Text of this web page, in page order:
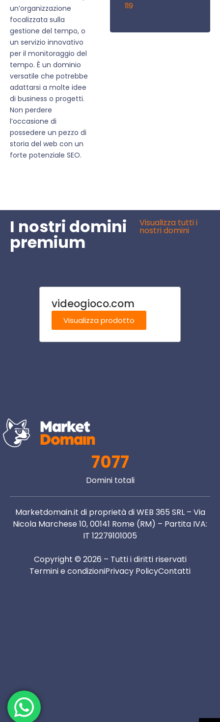
un’organizzazione
focalizzata sulla
gestione del tempo, o
un servizio innovativo
per il monitoraggio del
tempo. È un dominio
versatile che potrebbe
adattarsi a molte idee
di business o progetti.
Non perdere
l’occasione di
possedere un pezzo di
storia del web con un
forte potenziale SEO.
119
I nostri domini
premium
Visualizza tutti i
nostri domini
videogioco.com
Visualizza prodotto
7077
Domini totali
Marketdomain.it di proprietà di WEB 365 SRL – Via
Nicola Marchese 10, 00141 Rome (RM) – Partita IVA:
IT 12279101005
Copyright © 2026 – Tutti i diritti riservati
Termini e condizioniPrivacy PolicyContatti